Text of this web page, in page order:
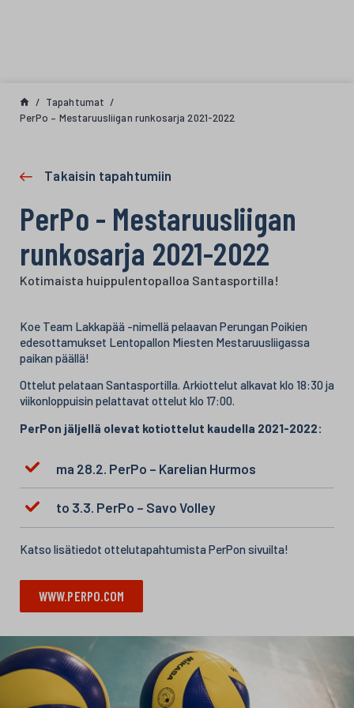
Tapahtumat
PerPo – Mestaruusliigan runkosarja 2021-2022
Takaisin tapahtumiin
PerPo - Mestaruusliigan
runkosarja 2021-2022
Kotimaista huippulentopalloa Santasportilla!
Koe Team Lakkapää -nimellä pelaavan Perungan Poikien
edesottamukset Lentopallon Miesten Mestaruusliigassa
paikan päällä!
Ottelut pelataan Santasportilla. Arkiottelut alkavat klo 18:30 ja
viikonloppuisin pelattavat ottelut klo 17:00.
PerPon jäljellä olevat kotiottelut kaudella 2021-2022:
ma 28.2. PerPo – Karelian Hurmos
to 3.3. PerPo – Savo Volley
Katso lisätiedot ottelutapahtumista PerPon sivuilta!
WWW.PERPO.COM